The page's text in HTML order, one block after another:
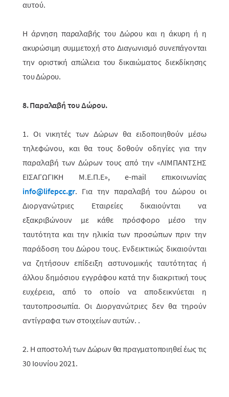
αυτού.
Η άρνηση παραλαβής του Δώρου και η άκυρη ή η
ακυρώσιμη συμμετοχή στο Διαγωνισμό συνεπάγονται
την οριστική απώλεια του δικαιώματος διεκδίκησης
του Δώρου.
8. Παραλαβή του Δώρου.
1. Οι νικητές των Δώρων θα ειδοποιηθούν μέσω
τηλεφώνου, και θα τους δοθούν οδηγίες για την
παραλαβή των Δώρων τους από την «ΛΙΜΠΑΝΤΣΗΣ
ΕΙΣΑΓΩΓΙΚΗ Μ.Ε.Π.Ε», e-mail επικοινωνίας
info@lifepcc.gr. Για την παραλαβή του Δώρου οι
Διοργανώτριες Εταιρείες δικαιούνται να
εξακριβώνουν με κάθε πρόσφορο μέσο την
ταυτότητα και την ηλικία των προσώπων πριν την
παράδοση του Δώρου τους. Ενδεικτικώς δικαιούνται
να ζητήσουν επίδειξη αστυνομικής ταυτότητας ή
άλλου δημόσιου εγγράφου κατά την διακριτική τους
ευχέρεια, από το οποίο να αποδεικνύεται η
ταυτοπροσωπία. Οι Διοργανώτριες δεν θα τηρούν
αντίγραφα των στοιχείων αυτών. .
2. H αποστολή των Δώρων θα πραγματοποιηθεί έως τις
30 Ιουνίου 2021.